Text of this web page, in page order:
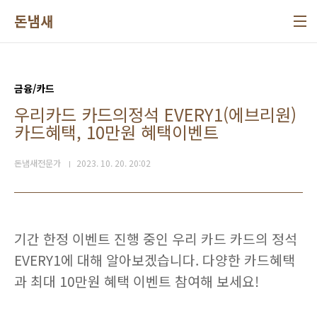
돈냄새
금융/카드
우리카드 카드의정석 EVERY1(에브리원)
카드혜택, 10만원 혜택이벤트
돈냄새전문가 2023. 10. 20. 20:02
기간 한정 이벤트 진행 중인 우리 카드 카드의 정석
EVERY1에 대해 알아보겠습니다. 다양한 카드혜택
과 최대 10만원 혜택 이벤트 참여해 보세요!